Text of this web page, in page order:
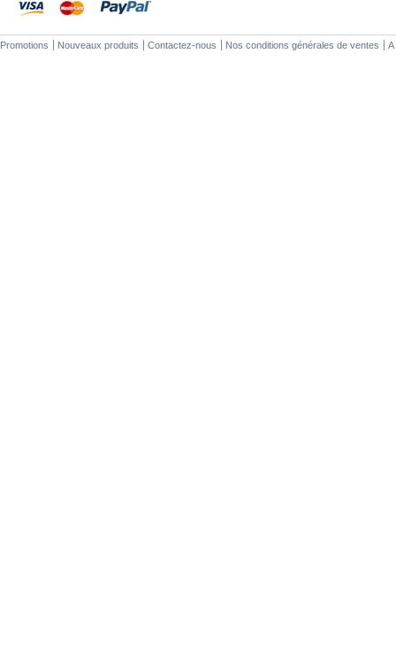
Promotions Nouveaux produits Contactez-nous Nos conditions générales de ventes A